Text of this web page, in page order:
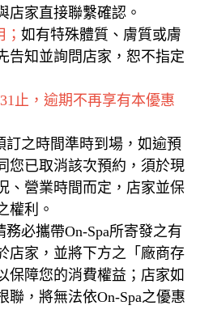
店家直接聯繫確認。
如有特殊體質、膚質或膚
告知並詢問店家，恕不指定
止，逾期不再享有本優惠
訂之時間準時到場，如逾預
您已取消該次預約，須於現
、營業時間而定，店家並保
權利。
必攜帶On-Spa所寄發之有
店家，並將下方之「廠商存
保障您的消費權益；店家如
聯，將無法依On-Spa之優惠